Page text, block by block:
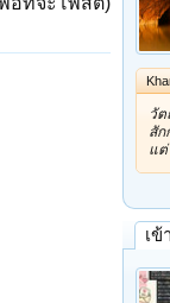
วัต
สัก
แต่
เข้